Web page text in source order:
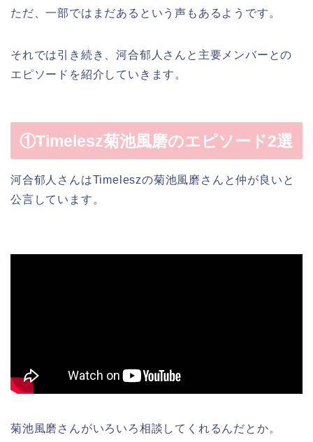
ただ、一部ではまだあるという声もあるようです。
それでは引き続き、河合郁人さんと主要メンバーとの
エピソードを紹介していきます。
①Timelesz菊池風磨のエピソード2選
河合郁人さんはTimeleszの菊池風磨さんと仲が良いと
公言しています。
菊池風磨さんがいろいろ相談してくれるんだとか。